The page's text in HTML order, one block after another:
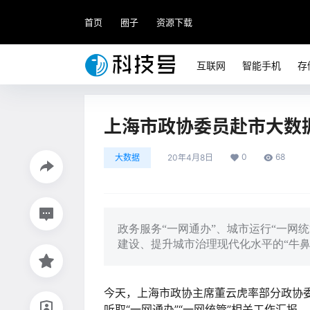
首页 圈子 资源下载
互联网 智能手机 存
上海市政协委员赴市大数
大数据 20年4月8日 0 68
政务服务“一网通办”、城市运行“一网
建设、提升城市治理现代化水平的“牛
今天，上海市政协主席董云虎率部分政